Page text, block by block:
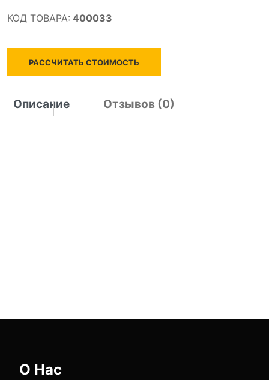
КОД ТОВАРА: 400033
РАССЧИТАТЬ СТОИМОСТЬ
Описание Отзывов (0)
О Нас